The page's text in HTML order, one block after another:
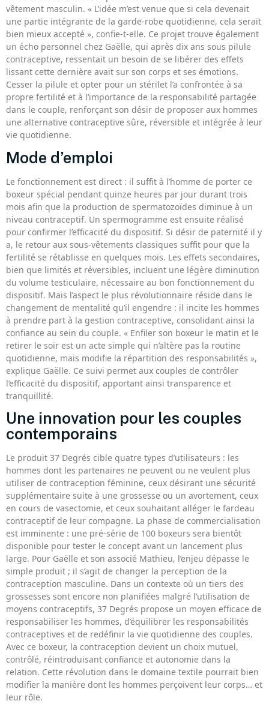
vêtement masculin. « L’idée m’est venue que si cela devenait
une partie intégrante de la garde-robe quotidienne, cela serait
bien mieux accepté », confie-t-elle. Ce projet trouve également
un écho personnel chez Gaëlle, qui après dix ans sous pilule
contraceptive, ressentait un besoin de se libérer des effets
lissant cette dernière avait sur son corps et ses émotions.
Cesser la pilule et opter pour un stérilet l’a confrontée à sa
propre fertilité et à l’importance de la responsabilité partagée
dans le couple, renforçant son désir de proposer aux hommes
une alternative contraceptive sûre, réversible et intégrée à leur
vie quotidienne.
Mode d’emploi
Le fonctionnement est direct : il suffit à l’homme de porter ce
boxeur spécial pendant quinze heures par jour durant trois
mois afin que la production de spermatozoïdes diminue à un
niveau contraceptif. Un spermogramme est ensuite réalisé
pour confirmer l’efficacité du dispositif. Si désir de paternité il y
a, le retour aux sous-vêtements classiques suffit pour que la
fertilité se rétablisse en quelques mois. Les effets secondaires,
bien que limités et réversibles, incluent une légère diminution
du volume testiculaire, nécessaire au bon fonctionnement du
dispositif. Mais l’aspect le plus révolutionnaire réside dans le
changement de mentalité qu’il engendre : il incite les hommes
à prendre part à la gestion contraceptive, consolidant ainsi la
confiance au sein du couple. « Enfiler son boxeur le matin et le
retirer le soir est un acte simple qui n’altère pas la routine
quotidienne, mais modifie la répartition des responsabilités »,
explique Gaëlle. Ce suivi permet aux couples de contrôler
l’efficacité du dispositif, apportant ainsi transparence et
tranquillité.
Une innovation pour les couples
contemporains
Le produit 37 Degrés cible quatre types d’utilisateurs : les
hommes dont les partenaires ne peuvent ou ne veulent plus
utiliser de contraception féminine, ceux désirant une sécurité
supplémentaire suite à une grossesse ou un avortement, ceux
en cours de vasectomie, et ceux souhaitant alléger le fardeau
contraceptif de leur compagne. La phase de commercialisation
est imminente : une pré-série de 100 boxeurs sera bientôt
disponible pour tester le concept avant un lancement plus
large. Pour Gaëlle et son associé Mathieu, l’enjeu dépasse le
simple produit ; il s’agit de changer la perception de la
contraception masculine. Dans un contexte où un tiers des
grossesses sont encore non planifiées malgré l’utilisation de
moyens contraceptifs, 37 Degrés propose un moyen efficace de
responsabiliser les hommes, d’équilibrer les responsabilités
contraceptives et de redéfinir la vie quotidienne des couples.
Avec ce boxeur, la contraception devient un choix mutuel,
contrôlé, réintroduisant confiance et autonomie dans la
relation. Cette révolution dans le domaine textile pourrait bien
modifier la manière dont les hommes perçoivent leur corps… et
leur rôle.